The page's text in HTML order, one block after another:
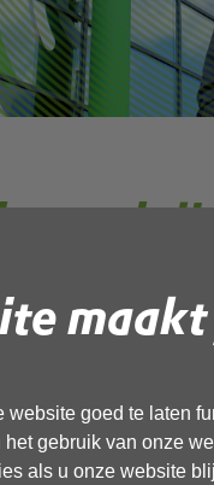
goed te laten
gebruik van onze
als u onze website
het document te